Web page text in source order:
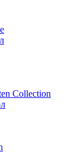
Collection